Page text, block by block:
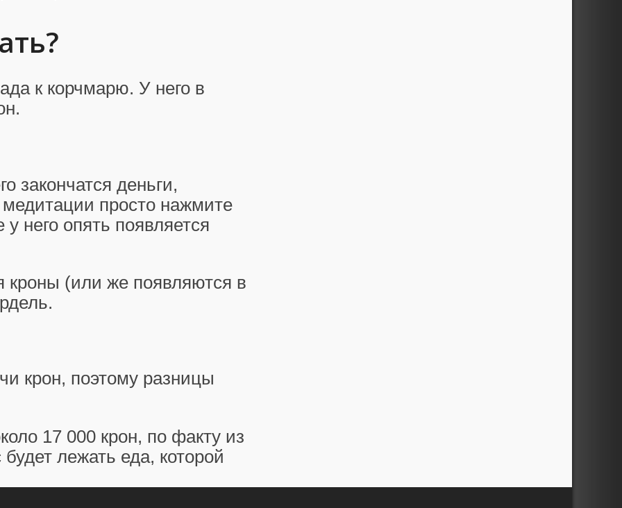
к корчмарю. У него в
закончатся деньги,
просто нажмите
него опять появляется
кроны (или же появляются в
крон, поэтому разницы
17 000 крон, по факту из
лежать еда, которой